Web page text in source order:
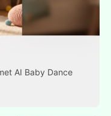
AI Baby Dance